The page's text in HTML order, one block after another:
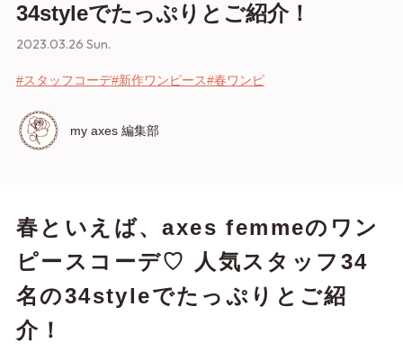
34styleでたっぷりとご紹介！
2023.03.26 Sun.
#スタッフコーデ#新作ワンピース#春ワンピ
my axes 編集部
春といえば、axes femmeのワン
ピースコーデ♡ 人気スタッフ34
名の34styleでたっぷりとご紹
介！